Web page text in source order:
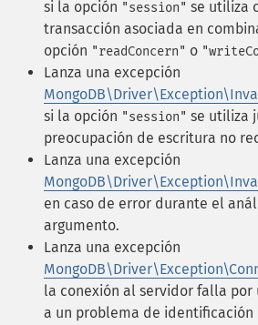
si la opción "session" se utiliza
transacción asociada en
opción "readConcern" o
Lanza una excepción
si la opción "session" se utiliza
preocupación de escritura no
Lanza una excepción
en caso de error durante el
argumento.
Lanza una excepción
la conexión al servidor falla por
a un problema de identificación